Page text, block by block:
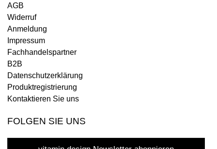
AGB
Widerruf
Anmeldung
Impressum
Fachhandelspartner
B2B
Datenschutzerklärung
Produktregistrierung
Kontaktieren Sie uns
FOLGEN SIE UNS